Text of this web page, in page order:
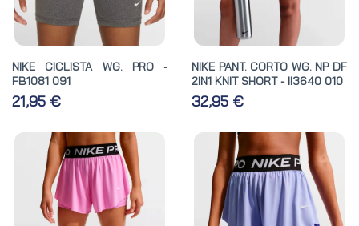
NIKE CICLISTA WG. PRO -
FB1081 091
21,95 €
NIKE PANT. CORTO WG. NP DF
2IN1 KNIT SHORT - II3640 010
32,95 €